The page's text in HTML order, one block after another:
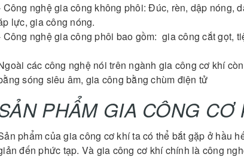
Công nghệ gia công không phôi: Đúc, rèn, dập
lực, gia công nóng.
Công nghệ gia công phôi bao gồm: gia công cắt gọt,
các công nghệ nói trên ngành gia công cơ khí
sóng siêu âm, gia công bằng chùm điện tử
PHẨM GIA CÔNG CƠ
phẩm của gia công cơ khí ta có thể bắt gặp ở hầu
đến phức tạp. Và gia công cơ khí chính là công